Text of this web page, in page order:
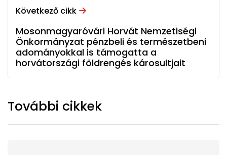
Következő cikk
Mosonmagyaróvári Horvát Nemzetiségi
Önkormányzat pénzbeli és természetbeni
adományokkal is támogatta a
horvátországi földrengés károsultjait
További cikkek